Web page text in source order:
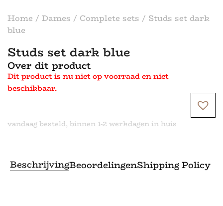
Home / Dames / Complete sets / Studs set dark
blue
Studs set dark blue
Over dit product
Dit product is nu niet op voorraad en niet
beschikbaar.
vandaag besteld, binnen 1-2 werkdagen in huis
BeschrijvingBeoordelingenShipping Policy